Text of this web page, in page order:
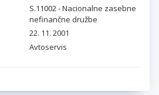
S.11002 - Nacionalne zasebne
nefinančne družbe
22. 11. 2001
Avtoservis